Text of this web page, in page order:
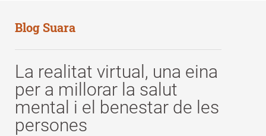
Blog Suara
La realitat virtual, una eina
per a millorar la salut
mental i el benestar de les
persones